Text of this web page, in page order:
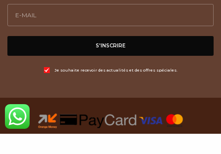
S'INSCRIRE
Je souhaite recevoir des actualités et des offres spéciales.